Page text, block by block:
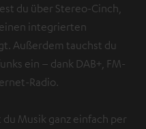
du über Stereo-Cinch,
integrierten
Außerdem tauchst du
ein – dank DAB+, FM-
Radio.
Musik ganz einfach per